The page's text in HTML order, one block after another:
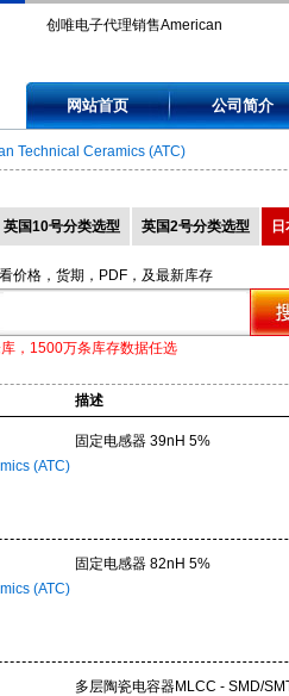
创唯电子代理销售American
0402WL390JT, 0805WL820JT,
0805X7R104KW1AT,
网站首页 公司简介
Technical Ceramics (ATC)
英国10号分类选型 英国2号分类选型
价格，货期，PDF，及最新库存
，1500万条库存数据任选
描述
(ATC)
固定电感器 39nH 5%
(ATC)
固定电感器 82nH 5%
多层陶瓷电容器MLCC - SMD/